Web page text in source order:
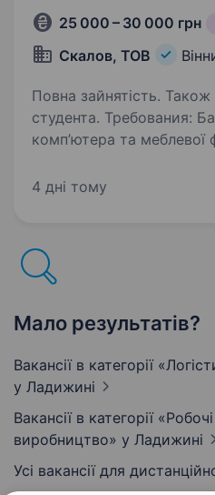
25 000 – 30 000 грн
Скалов, ТОВ
Повна зайнятість. Також
студента. Требования: Бажано знання
комп’ютера та меблевої
пунктуальність,
4 дні тому
Мало результатів?
Вакансії в категорії
у Ладижині
Вакансії в категорії
виробництво» у Ладижині
Усі вакансії для